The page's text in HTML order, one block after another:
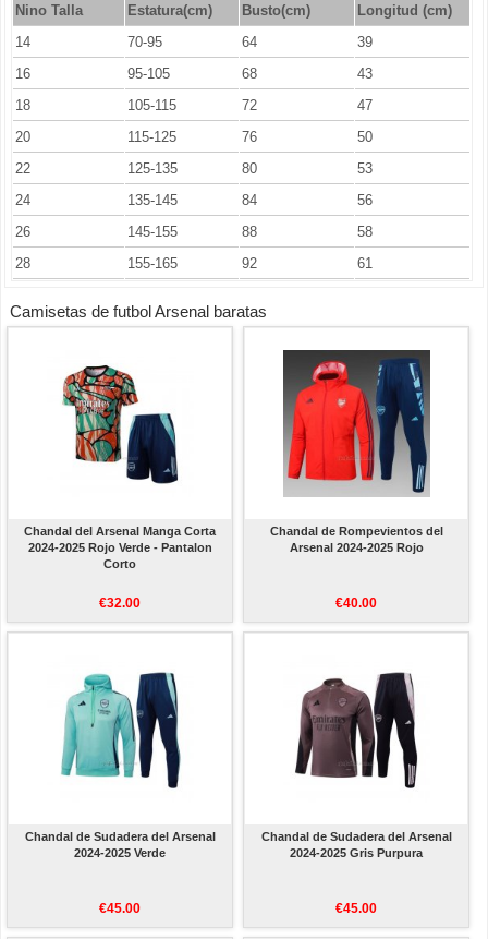
Nino Talla
Estatura(cm) Busto(cm)
Longitud (cm)
14
70-95 64
39
16
95-105 68
43
18
105-115 72
47
20
115-125 76
50
22
125-135 80
53
24
135-145 84
56
26
145-155 88
58
28
155-165 92 61
Camisetas de futbol Arsenal baratas
Chandal del Arsenal Manga Corta
2024-2025 Rojo Verde - Pantalon
Corto
€32.00
Chandal de Rompevientos del
Arsenal 2024-2025 Rojo
€40.00
Chandal de Sudadera del Arsenal
2024-2025 Verde
€45.00
Chandal de Sudadera del Arsenal
2024-2025 Gris Purpura
€45.00